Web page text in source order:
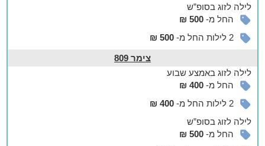
לילהלזוג בסופ”ש
החל מ-500 ₪
2 לילות החל מ-
500 ₪
צימר 809
לילהלזוג באמצע שבוע
החל מ-400 ₪
2 לילות החל מ-
400 ₪
לילהלזוג בסופ”ש
החל מ-500 ₪